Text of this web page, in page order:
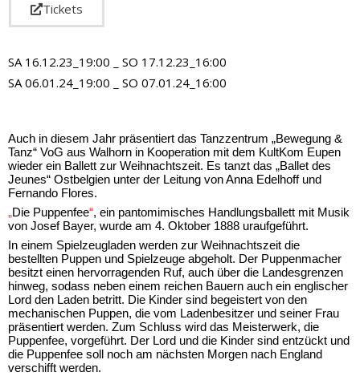
Tickets
SA 16.12.23_19:00 _ SO 17.12.23_16:00
SA 06.01.24_19:00 _ SO 07.01.24_16:00
Auch in diesem Jahr präsentiert das Tanzzentrum „Bewegung &
Tanz“ VoG aus Walhorn in Kooperation mit dem KultKom Eupen
wieder ein Ballett zur Weihnachtszeit. Es tanzt das „Ballet des
Jeunes“ Ostbelgien unter der Leitung von Anna Edelhoff und
Fernando Flores.
„Die Puppenfee“, ein pantomimisches Handlungsballett mit Musik
von Josef Bayer, wurde am 4. Oktober 1888 uraufgeführt.
In einem Spielzeugladen werden zur Weihnachtszeit die
bestellten Puppen und Spielzeuge abgeholt. Der Puppenmacher
besitzt einen hervorragenden Ruf, auch über die Landesgrenzen
hinweg, sodass neben einem reichen Bauern auch ein englischer
Lord den Laden betritt. Die Kinder sind begeistert von den
mechanischen Puppen, die vom Ladenbesitzer und seiner Frau
präsentiert werden. Zum Schluss wird das Meisterwerk, die
Puppenfee, vorgeführt. Der Lord und die Kinder sind entzückt und
die Puppenfee soll noch am nächsten Morgen nach England
verschifft werden.